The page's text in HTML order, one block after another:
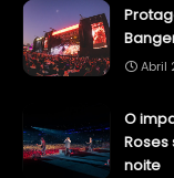
Abril
O
noite